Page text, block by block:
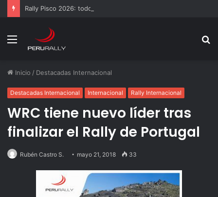
Rally Pisco 2026: todo listo para la gran final del RallyACP
Menú
Inicio / Destacadas Internacional
Destacadas Internacional Internacional Rally Internacional
WRC tiene nuevo líder tras
finalizar el Rally de Portugal
Rubén Castro S. mayo 21, 2018 33